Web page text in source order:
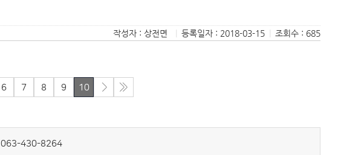
작성자 : 상전면
등록일자 : 2018-03-15 조회수 : 685
6 7 8 9 10
063-430-8264